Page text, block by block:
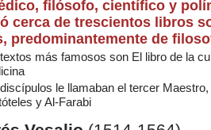
filósofo, científico y
cerca de trescientos libros
predominantemente de
más famosos son El libro de la
le llamaban el tercer
y Al-Farabi